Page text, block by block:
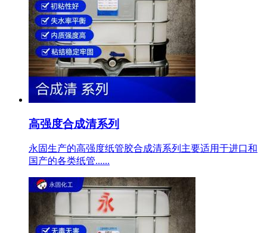
高强度合成清系列
永固生产的高强度纸管胶合成清系列主要适用于进口和
国产的各类纸管......